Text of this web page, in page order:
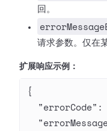
回。
请求参数。仅在
扩展响应示例：
{
  "errorCode"
: